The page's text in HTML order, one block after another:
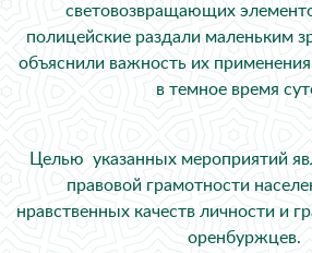
световозвращающих
полицейские раздали маленьким
объяснили важность их
в темное время
Целью указанных мероприятий
правовой грамотности
нравственных качеств личности и
оренбуржцев.